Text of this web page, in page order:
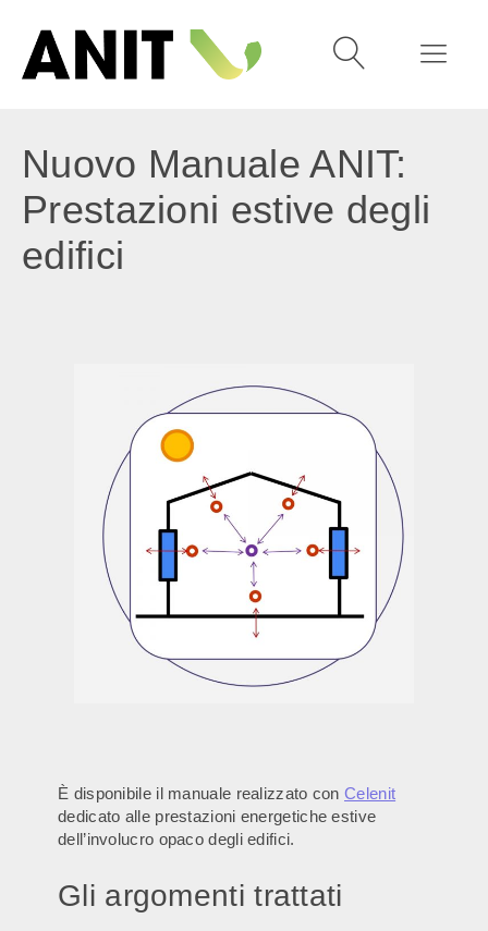
Nuovo Manuale ANIT:
Prestazioni estive degli
edifici
È disponibile il manuale realizzato conCelenit
dedicato alle prestazioni energetiche estive
dell’involucro opaco degli edifici.
Gli argomenti trattati